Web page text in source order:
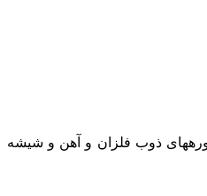
در برابر قلیاها در پوشش داخلی کورههای ذوب فلزان و آهن و شیشه